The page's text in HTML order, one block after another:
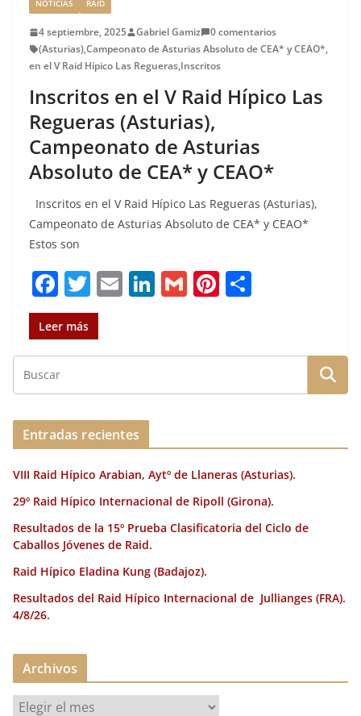
NOTICIAS RAID
4 septiembre, 2025 Gabriel Gamiz
0 comentarios
(Asturias),Campeonato de Asturias Absoluto de CEA* y CEAO*,
en el V Raid Hípico Las Regueras,Inscritos
Inscritos en el V Raid Hípico Las
Regueras (Asturias),
Campeonato de Asturias
Absoluto de CEA* y CEAO*
Inscritos en el V Raid Hípico Las Regueras (Asturias),
Campeonato de Asturias Absoluto de CEA* y CEAO*
Estos son
F
a
c
e
b
o
o
k
T
w
it
te
r
E
l
Li
e
dI
G
l
Pi
re
st
p
a
ir
Leer más
Entradas recientes
VIII Raid Hípico Arabian, Aytº de Llaneras (Asturias).
29º Raid Hípico Internacional de Ripoll (Girona).
Resultados de la 15º Prueba Clasificatoria del Ciclo de
Caballos Jóvenes de Raid.
Raid Hípico Eladina Kung (Badajoz).
Resultados del Raid Hípico Internacional de Jullianges (FRA).
4/8/26.
Archivos